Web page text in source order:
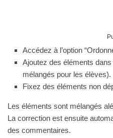
Accédez à l’option
Ajoutez des éléments
mélangés pour les élèves).
Fixez des éléments non
Les éléments sont mélangés
La correction est ensuite
des commentaires.